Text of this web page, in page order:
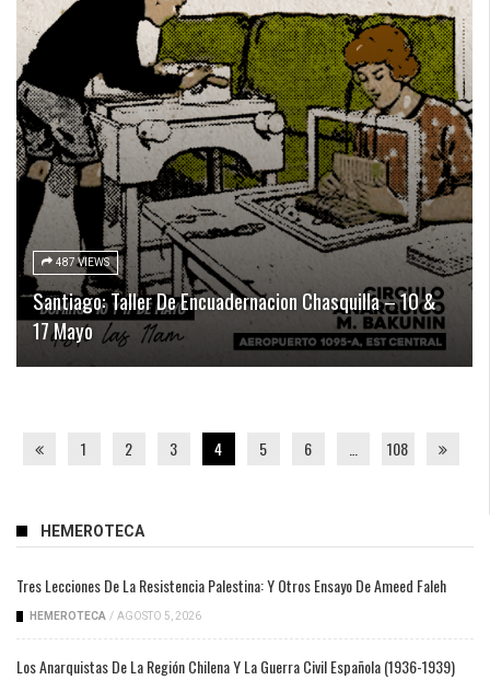
487 VIEWS
Santiago: Taller De Encuadernacion Chasquilla – 10 &
17 Mayo
1 2 3 4 5 6 108
HEMEROTECA
Tres Lecciones De La Resistencia Palestina: Y Otros Ensayo De Ameed Faleh
HEMEROTECA / AGOSTO 5, 2026
Los Anarquistas De La Región Chilena Y La Guerra Civil Española (1936-1939)